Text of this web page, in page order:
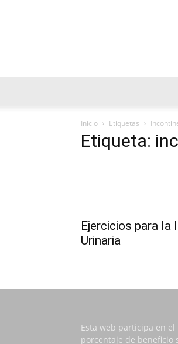
Inicio Etiquetas
Etiqueta:
Ejercicios para la
Urinaria
Esta web participa en
porcentaje de beneficio